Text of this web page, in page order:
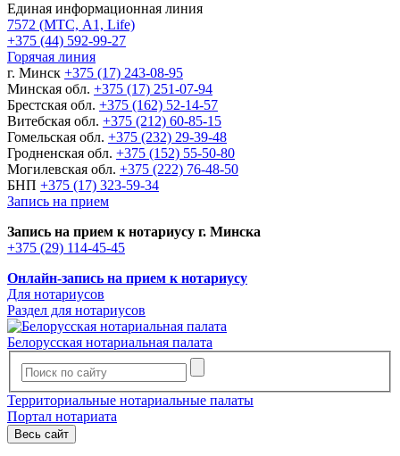
Единая информационная линия
7572 (МТС, A1, Life)
+375 (44) 592-99-27
Горячая линия
г. Минск +375 (17) 243-08-95
Минская обл. +375 (17) 251-07-94
Брестская обл. +375 (162) 52-14-57
Витебская обл. +375 (212) 60-85-15
Гомельская обл. +375 (232) 29-39-48
Гродненская обл. +375 (152) 55-50-80
Могилевская обл. +375 (222) 76-48-50
БНП +375 (17) 323-59-34
Запись на прием
Запись на прием к нотариусу г. Минска
+375 (29) 114-45-45
Онлайн-запись на прием к нотариусу
Для нотариусов
Раздел для нотариусов
Белорусская нотариальная палата
Территориальные нотариальные палаты
Портал нотариата
Весь сайт